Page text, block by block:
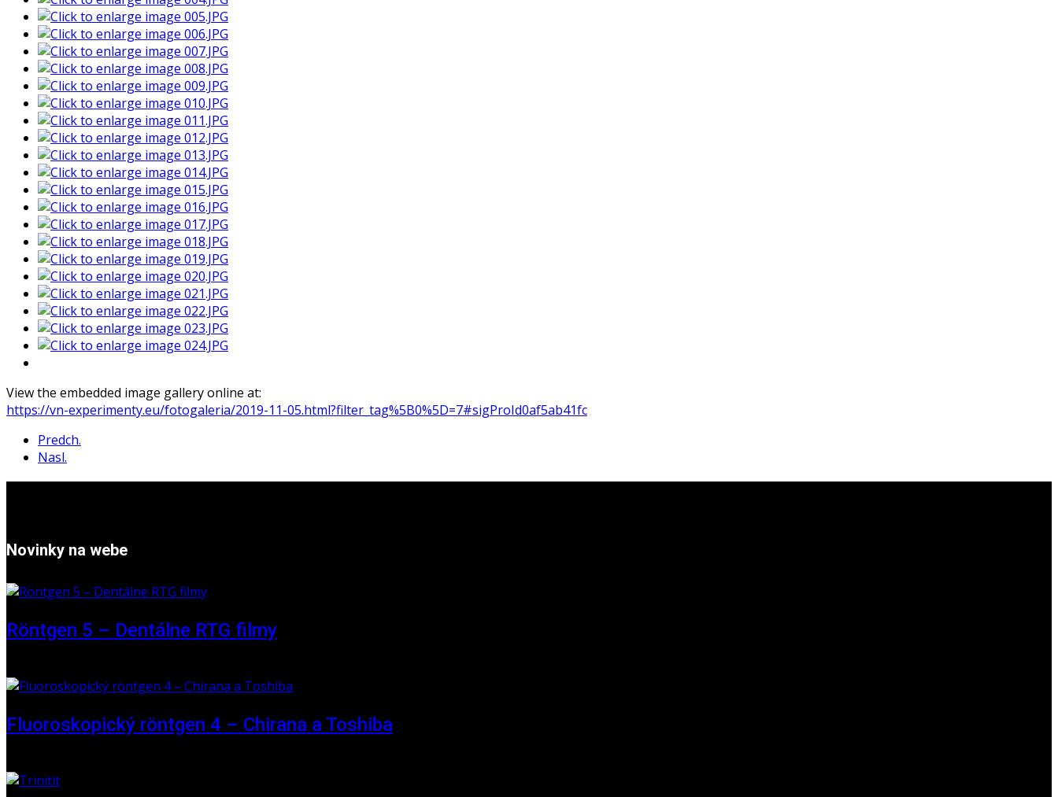
View the embedded image gallery online at:
https://vn-experimenty.eu/fotogaleria/2019-11-05.html?filter_tag%5B0%5D=7#sigProId0af5ab41fc
Predch.
Nasl.
Novinky na webe
Röntgen 5 – Dentálne RTG filmy
Fluoroskopický röntgen 4 – Chirana a Toshiba